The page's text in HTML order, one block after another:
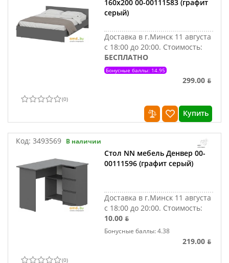
160x200 00-00111583 (графит
серый)
Доставка в г.Минск 11 августа
с 18:00 до 20:00. Стоимость:
БЕСПЛАТНО
Бонусные баллы: 14.95
299.00 ƃ
(0)
Купить
Код: 3493569 В наличии
Стол NN мебель Денвер 00-
00111596 (графит серый)
Доставка в г.Минск 11 августа
с 18:00 до 20:00. Стоимость:
10.00 ƃ
Бонусные баллы: 4.38
219.00 ƃ
(0)